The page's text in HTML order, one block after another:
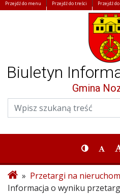
Przejdź do menu Przejdź do treści Przejdź
Biuletyn
Gmina
» Przetargi na
Informacja o wyniku